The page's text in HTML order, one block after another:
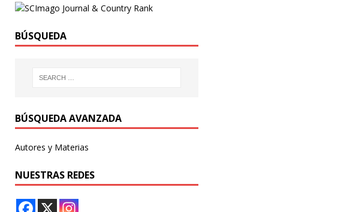
BÚSQUEDA
BÚSQUEDA AVANZADA
Autores y Materias
NUESTRAS REDES